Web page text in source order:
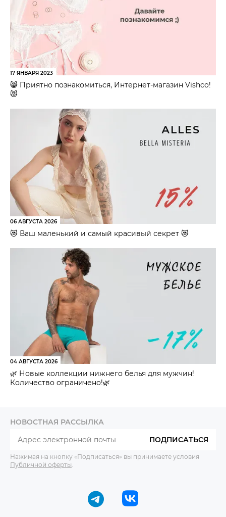
17 ЯНВАРЯ 2023
😸 Приятно познакомиться, Интернет-магазин Vishco!
😻
06 АВГУСТА 2026
😻 Ваш маленький и самый красивый секрет 😻
04 АВГУСТА 2026
🌿 Новые коллекции нижнего белья для мужчин!
Количество ограничено!🌿
НОВОСТНАЯ РАССЫЛКА
ПОДПИСАТЬСЯ
Нажимая на кнопку «Подписаться» вы принимаете условия
Публичной оферты